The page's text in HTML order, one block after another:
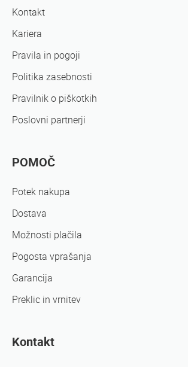
Kontakt
Kariera
Pravila in pogoji
Politika zasebnosti
Pravilnik o piškotkih
Poslovni partnerji
POMOČ
Potek nakupa
Dostava
Možnosti plačila
Pogosta vprašanja
Garancija
Preklic in vrnitev
Kontakt